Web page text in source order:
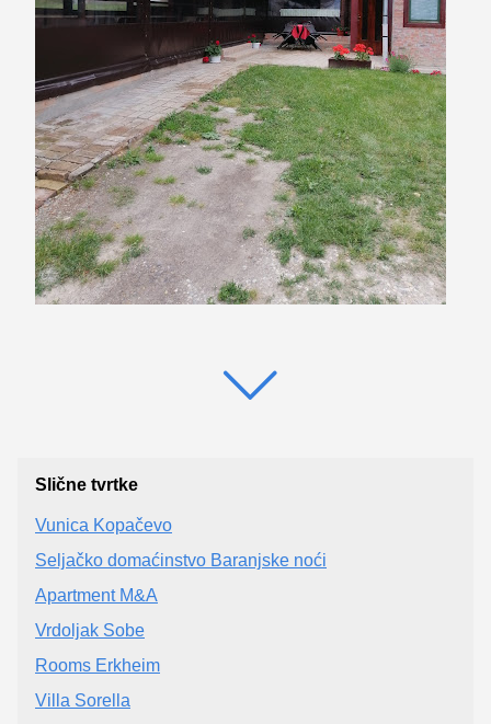
Slične tvrtke
Vunica Kopačevo
Seljačko domaćinstvo Baranjske noći
Apartment M&A
Vrdoljak Sobe
Rooms Erkheim
Villa Sorella